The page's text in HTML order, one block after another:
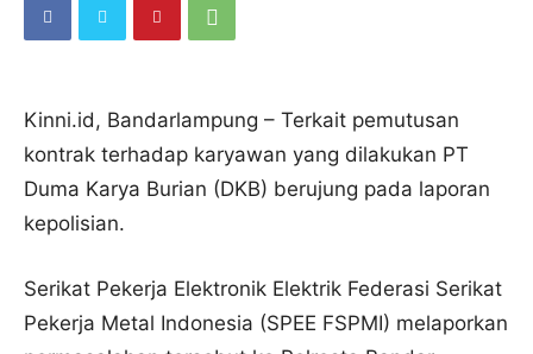
Kinni.id, Bandarlampung – Terkait pemutusan
kontrak terhadap karyawan yang dilakukan PT
Duma Karya Burian (DKB) berujung pada laporan
kepolisian.
Serikat Pekerja Elektronik Elektrik Federasi Serikat
Pekerja Metal Indonesia (SPEE FSPMI) melaporkan